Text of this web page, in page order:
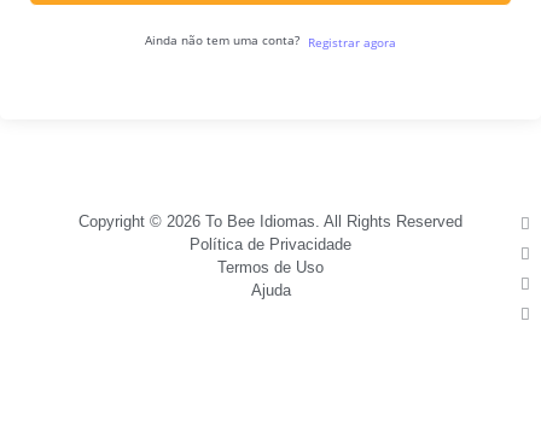
Ainda não tem uma conta? Registrar agora
Copyright © 2026 To Bee Idiomas. All Rights Reserved
Política de Privacidade
Termos de Uso
Ajuda